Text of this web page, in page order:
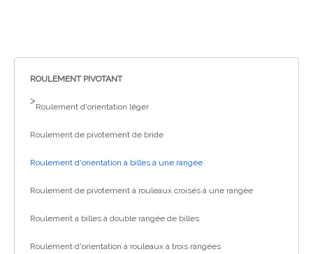
Équipements de test
Robot De Soudage
Fabrication
Nouvelles de l'industrie
Italiano
ROULEMENT PIVOTANT
>
Roulement d'orientation léger
Roulement de pivotement de bride
Roulement d'orientation à billes à une rangée
Roulement de pivotement à rouleaux croisés à une rangée
Roulement à billes à double rangée de billes
Roulement d'orientation à rouleaux à trois rangées